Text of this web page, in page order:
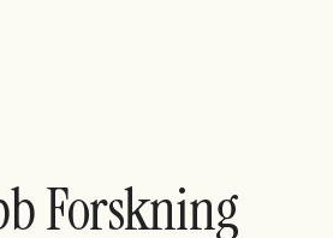
Forskning